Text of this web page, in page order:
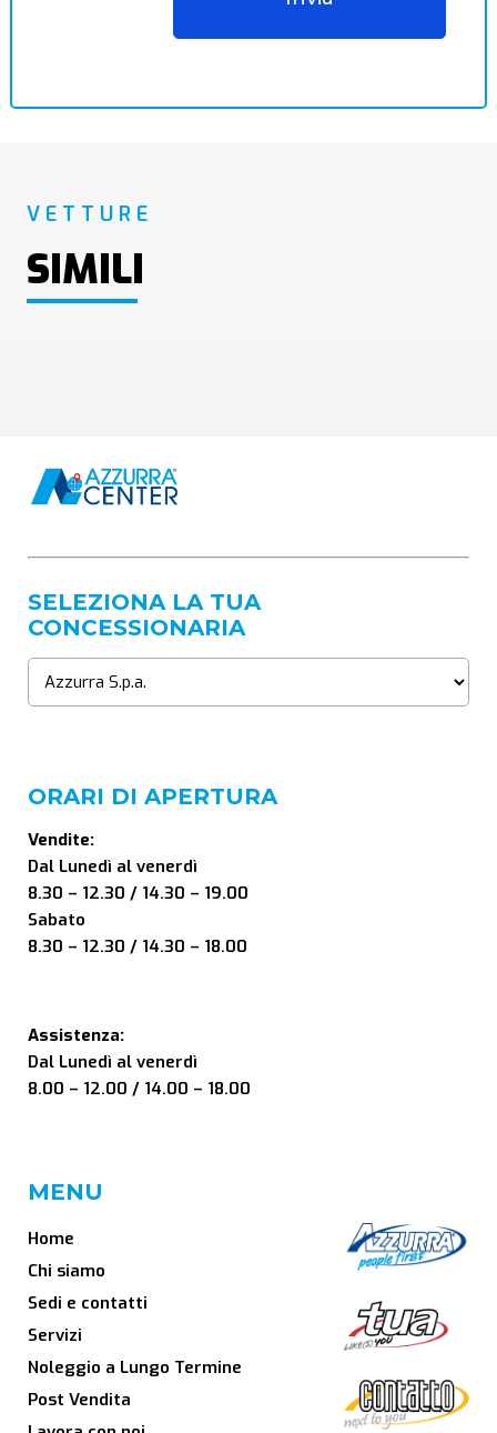
VETTURE
SIMILI
SELEZIONA LA TUA
CONCESSIONARIA
ORARI DI APERTURA
Vendite:
Dal Lunedì al venerdì
8.30 – 12.30 / 14.30 – 19.00
Sabato
8.30 – 12.30 / 14.30 – 18.00
Assistenza:
Dal Lunedì al venerdì
8.00 – 12.00 / 14.00 – 18.00
MENU
Home
Chi siamo
Sedi e contatti
Servizi
Noleggio a Lungo Termine
Post Vendita